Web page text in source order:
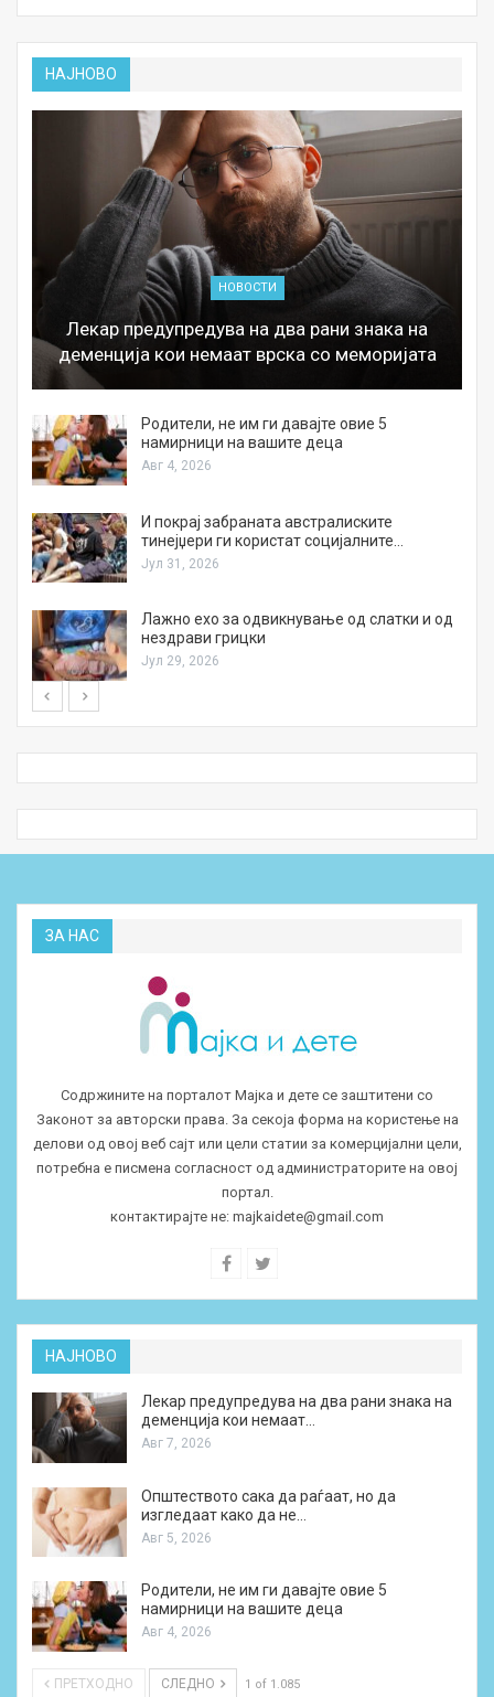
НАЈНОВО
НОВОСТИ
Лекар предупредува на два рани знака на
деменција кои немаат врска со меморијата
Родители, не им ги давајте овие 5
намирници на вашите деца
Авг 4, 2026
И покрај забраната австралиските
тинејџери ги користат социјалните…
Јул 31, 2026
Лажно ехо за одвикнување од слатки и од
нездрави грицки
Јул 29, 2026
ЗА НАС
Содржините на порталот Мајка и дете се заштитени со
Законот за авторски права. За секоја форма на користење на
делови од овој веб сајт или цели статии за комерцијални цели,
потребна е писмена согласност од администраторите на овој
портал.
контактирајте не: majkaidete@gmail.com
НАЈНОВО
Лекар предупредува на два рани знака на
деменција кои немаат…
Авг 7, 2026
Општеството сака да раѓаат, но да
изгледаат како да не…
Авг 5, 2026
Родители, не им ги давајте овие 5
намирници на вашите деца
Авг 4, 2026
ПРЕТХОДНО СЛЕДНО 1 of 1.085